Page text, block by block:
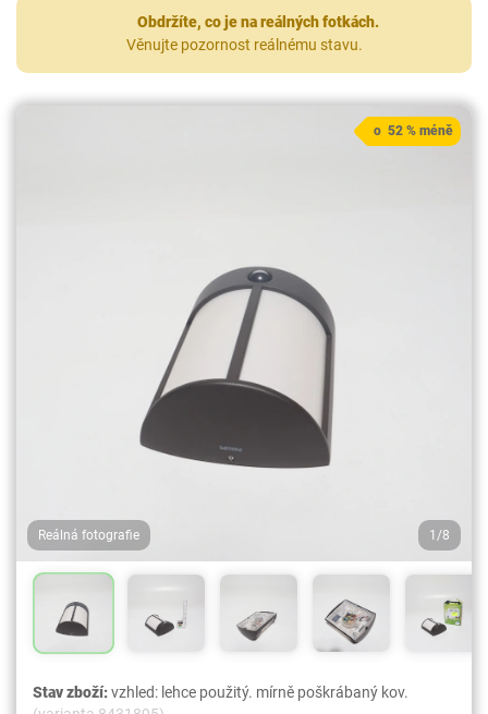
Obdržíte, co je na reálných fotkách.
Věnujte pozornost reálnému stavu.
Reálná fotografie 1/8
o 52 % méně
Stav zboží:vzhled: lehce použitý. mírně poškrábaný kov.